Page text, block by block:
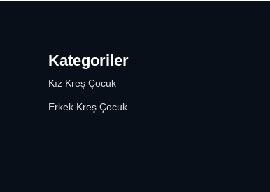
Kategoriler
Kız Kreş Çocuk
Erkek Kreş Çocuk